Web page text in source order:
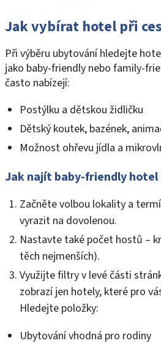
Jak vybírat hotel při
Při výběru ubytování hledejte
jako baby-friendly nebo family-
často nabízejí:
Postýlku a dětskou židličku
Dětský koutek, bazének,
Možnost ohřevu jídla a
Jak najít baby-friendly hotel
Začněte volbou lokality a
vyrazit na dovolenou.
Nastavte také počet hostů –
těch nejmenších).
Využijte filtry v levé části
zobrazí jen hotely, které pro
Hledejte položky:
Ubytování vhodná pro rodiny